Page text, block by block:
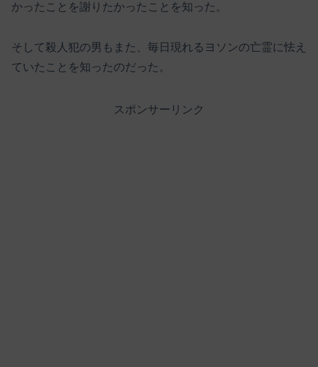
かったことを謝りたかったことを知った。
そして殺人犯の男もまた、毎日現れるヨソンの亡霊に怯え
ていたことを知ったのだった。
スポンサーリンク